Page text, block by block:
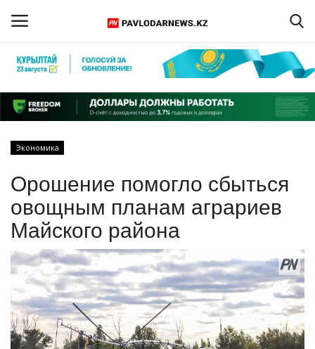
Регистрация
Главная
ПАВЛОДАРСКАЯ ОБЛАСТЬ
КАЗАХСТАН
МИР
СПЕЦПРОЕКТЫ
СПОРТ
Экономика
Орошение помогло сбыться
овощным планам аграриев
Майского района